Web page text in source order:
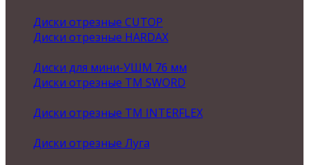
Диски отрезные CUTOP
Диски отрезные HARDAX
Диски для мини-УШМ 76 мм
Диски отрезные ТМ SWORD
Диски отрезные ТМ INTERFLEX
Диски отрезные Луга